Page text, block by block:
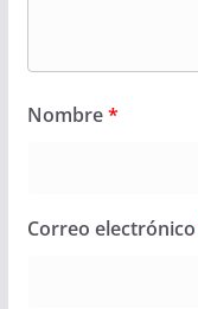
Nombre*
Correo electrónico